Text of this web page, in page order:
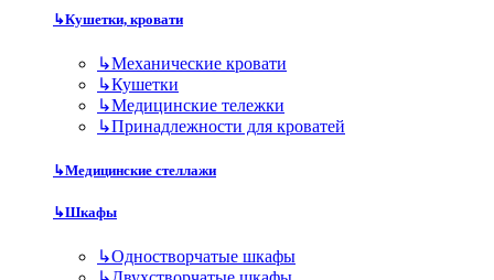
↳Кушетки, кровати
↳Механические кровати
↳Кушетки
↳Медицинские тележки
↳Принадлежности для кроватей
↳Медицинские стеллажи
↳Шкафы
↳Одностворчатые шкафы